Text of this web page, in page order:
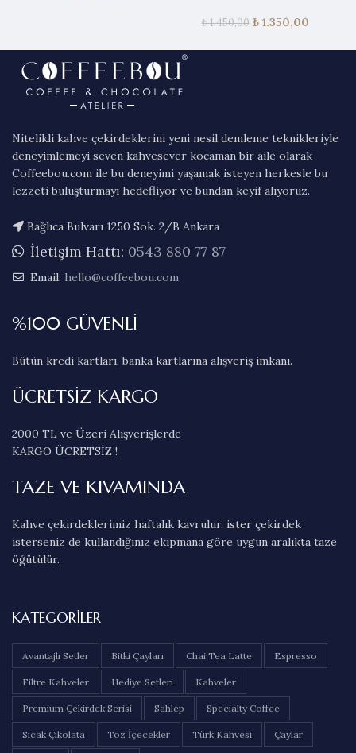
₺1.450,00 Orijinal fiyat:
₺1.350,00
₺
Nitelikli kahve çekirdeklerini yeni nesil demleme teknikleriyle
deneyimlemeyi seven kahvesever kocaman bir aile olarak
Coffeebou.com ile bu deneyimi yaşamak isteyen herkesle bu
lezzeti buluşturmayı hedefliyor ve bundan keyif alıyoruz.
Bağlıca Bulvarı 1250 Sok. 2/B Ankara
İletişim Hattı: 0543 880 77 87
Email: hello@coffeebou.com
%100 GÜVENLİ
Bütün kredi kartları, banka kartlarına alışveriş imkanı.
ÜCRETSİZ KARGO
2000 TL ve Üzeri Alışverişlerde
KARGO ÜCRETSİZ !
TAZE VE KIVAMINDA
Kahve çekirdeklerimiz haftalık kavrulur, ister çekirdek
isterseniz de kullandığınız ekipmana göre uygun aralıkta taze
öğütülür.
KATEGORILER
Avantajlı Setler Bitki Çayları Chai Tea Latte Espresso
Filtre Kahveler Hediye Setleri Kahveler
Premium Çekirdek Serisi Sahlep Specialty Coffee
Sıcak Çikolata Toz İçecekler Türk Kahvesi Çaylar